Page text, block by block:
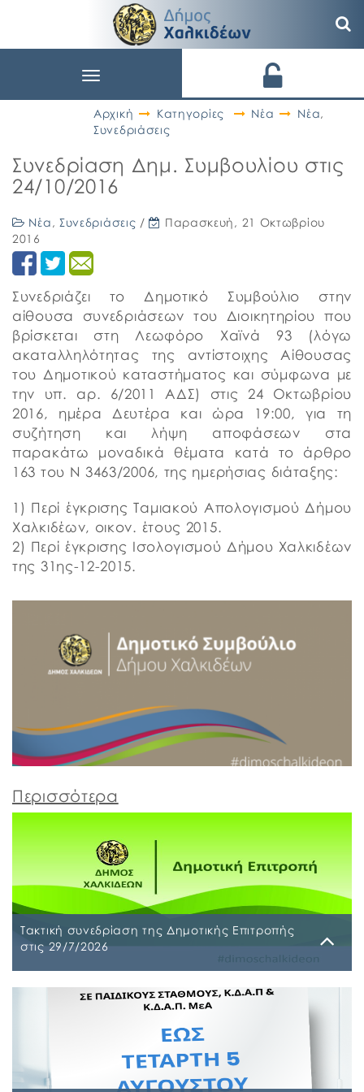
Toggle
Αρχική
Κατηγορίες Νέα Νέα,
Συνεδριάσεις
Συνεδρίαση Δημ. Συμβουλίου στις
24/10/2016
Νέα , Συνεδριάσεις /
Παρασκευή, 21 Οκτωβρίου
2016
Συνεδριάζει το Δημοτικό Συμβούλιο στην
αίθουσα συνεδριάσεων του Διοικητηρίου που
βρίσκεται στη Λεωφόρο Χαϊνά 93 (λόγω
ακαταλληλότητας της αντίστοιχης Αίθουσας
του Δημοτικού καταστήματος και σύμφωνα με
την υπ. αρ. 6/2011 ΑΔΣ) στις 24 Οκτωβρίου
2016, ημέρα Δευτέρα και ώρα 19:00, για τη
συζήτηση και λήψη αποφάσεων στα
παρακάτω μοναδικά θέματα κατά το άρθρο
163 του Ν 3463/2006, της ημερήσιας διάταξης:
1) Περί έγκρισης Ταμιακού Απολογισμού Δήμου
Χαλκιδέων, οικον. έτους 2015.
2) Περί έγκρισης Ισολογισμού Δήμου Χαλκιδέων
της 31ης-12-2015.
Περισσότερα
Τακτική συνεδρίαση της Δημοτικής Επιτροπής
στις 29/7/2026
Τακτική συνεδρίαση της Δημοτικής Επιτροπής θα
διεξαχθεί στο Δημοτικό Κατάστημα επί των οδών
Ληλαντίων και Μεγασθένους 34, την Τετάρτη 29
Ιουλίου 2026 και ώρα 10:00 π.μ., για συζήτηση και
λήψη απόφασης στα παρακάτω θέματα της